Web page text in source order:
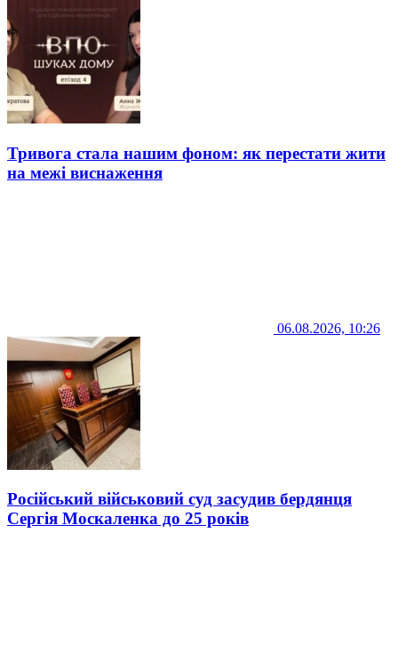
Тривога стала нашим фоном: як перестати жити
на межі виснаження
06.08.2026, 10:26
Російський військовий суд засудив бердянця
Сергія Москаленка до 25 років